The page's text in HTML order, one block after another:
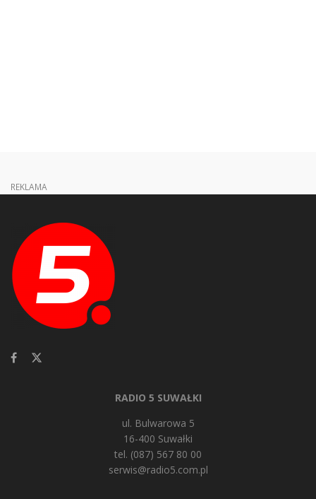
REKLAMA
RADIO 5 SUWAŁKI
ul. Bulwarowa 5
16-400 Suwałki
tel. (087) 567 80 00
serwis@radio5.com.pl